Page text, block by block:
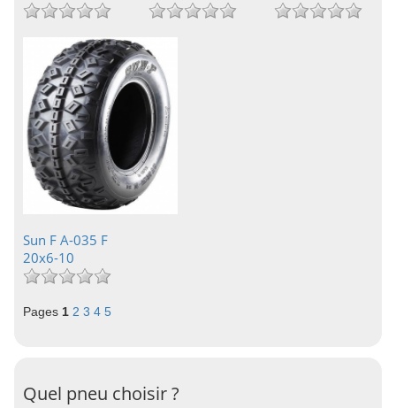
Sun F A-035 F
20x6-10
Pages 1 2 3 4 5
Quel pneu choisir ?